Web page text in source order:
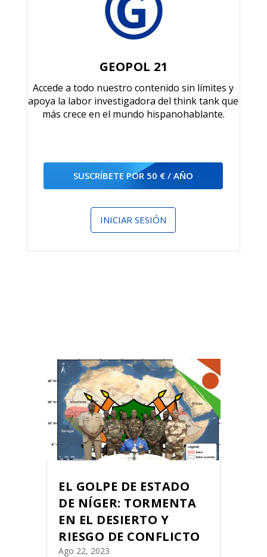
GEOPOL 21
Accede a todo nuestro contenido sin límites y
apoya la labor investigadora del think tank que
más crece en el mundo hispanohablante.
SUSCRÍBETE POR 50 € / AÑO
INICIAR SESIÓN
EL GOLPE DE ESTADO
DE NÍGER: TORMENTA
EN EL DESIERTO Y
RIESGO DE CONFLICTO
Ago 22, 2023